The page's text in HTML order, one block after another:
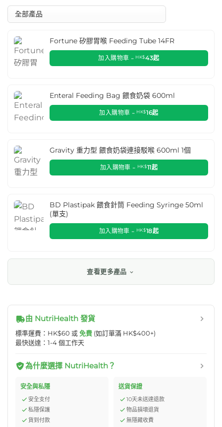
Fortune 矽膠胃喉 Feeding Tube 14FR
加入購物車 - HK$43起
Enteral Feeding Bag 餵食奶袋 600ml
加入購物車 - HK$16起
Gravity 重力型 餵食奶袋連接駁喉 600ml 1個
加入購物車 - HK$11起
BD Plastipak 餵食針筒 Feeding Syringe 50ml
(單支)
加入購物車 - HK$18起
查看更多產品
由 NutriHealth 發貨
標準運費：HK$60 或免費 (如訂單滿 HK$400+)
最快送達：1-4 個工作天
為什麼選擇 NutriHealth？
安全與私隱
安全支付
私隱保護
貨到付款
送貨保證
10天未送達退款
物品損壞退貨
無隱藏收費